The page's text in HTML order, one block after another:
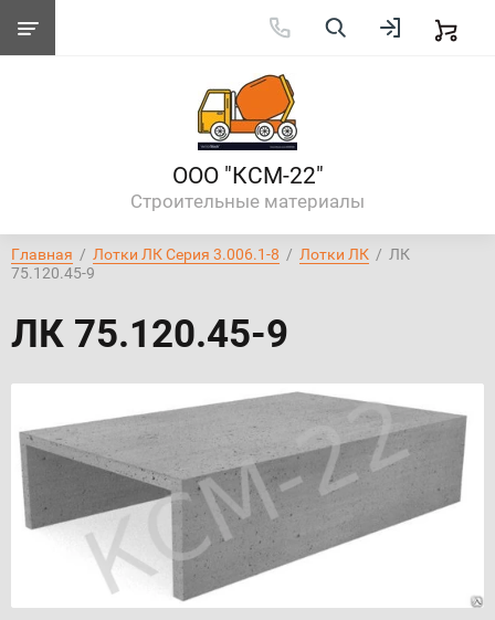
ООО "КСМ-22"
Строительные материалы
Главная
  /
Лотки ЛК Серия 3.006.1-8
  /
Лотки ЛК
  /  ЛК
75.120.45-9
ЛК 75.120.45-9